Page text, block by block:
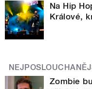
Na Hip
Králové,
Zombie